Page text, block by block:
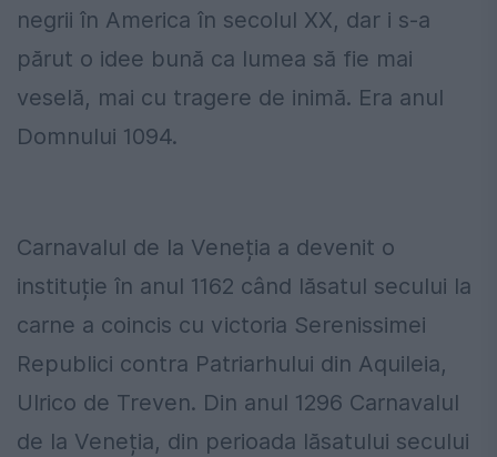
negrii în America în secolul XX, dar i s-a
părut o idee bună ca lumea să fie mai
veselă, mai cu tragere de inimă. Era anul
Domnului 1094.
Carnavalul de la Veneția a devenit o
instituție în anul 1162 când lăsatul secului la
carne a coincis cu victoria Serenissimei
Republici contra Patriarhului din Aquileia,
Ulrico de Treven. Din anul 1296 Carnavalul
de la Veneția, din perioada lăsatului secului